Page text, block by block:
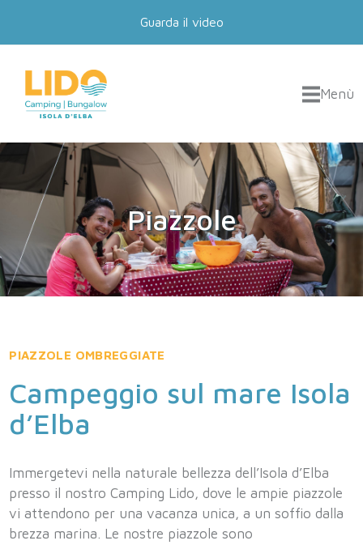
Guarda il video
Menù
Piazzole
PIAZZOLE OMBREGGIATE
Campeggio sul mare Isola
d’Elba
Immergetevi nella naturale bellezza dell’Isola d’Elba
presso il nostro Camping Lido, dove le ampie piazzole
vi attendono per una vacanza unica, a un soffio dalla
brezza marina. Le nostre piazzole sono